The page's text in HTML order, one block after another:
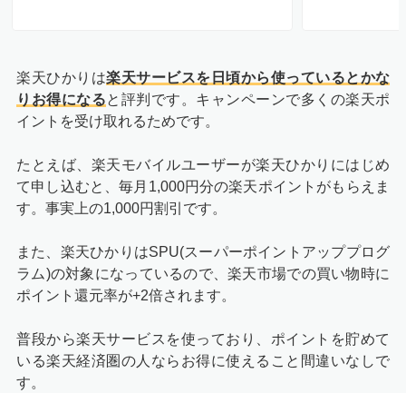
楽天ひかりは楽天サービスを日頃から使っているとかな
りお得になると評判です。キャンペーンで多くの楽天ポ
イントを受け取れるためです。
たとえば、楽天モバイルユーザーが楽天ひかりにはじめ
て申し込むと、毎月1,000円分の楽天ポイントがもらえま
す。事実上の1,000円割引です。
また、楽天ひかりはSPU(スーパーポイントアッププログ
ラム)の対象になっているので、楽天市場での買い物時に
ポイント還元率が+2倍されます。
普段から楽天サービスを使っており、ポイントを貯めて
いる楽天経済圏の人ならお得に使えること間違いなしで
す。